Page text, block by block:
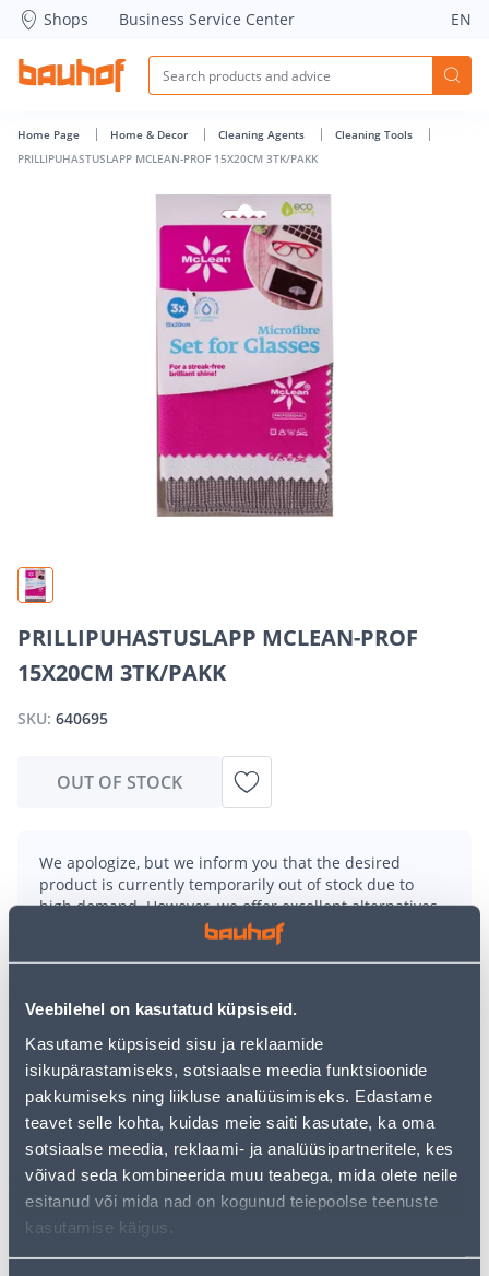
Veebilehel on kasutatud küpsiseid.
Kasutame küpsiseid sisu ja reklaamide
isikupärastamiseks, sotsiaalse meedia funktsioonide
pakkumiseks ning liikluse analüüsimiseks. Edastame
teavet selle kohta, kuidas meie saiti kasutate, ka oma
sotsiaalse meedia, reklaami- ja analüüsipartneritele, kes
võivad seda kombineerida muu teabega, mida olete neile
esitanud või mida nad on kogunud teiepoolse teenuste
kasutamise käigus.
PRILLIPUHASTUSLAPP MCLEAN-PROF 15X20CM 3TK/PAKK
Shops Business Service Center EN
Home Page Home & Decor Cleaning Agents
Cleaning Tools
PRILLIPUHASTUSLAPP MCLEAN-PROF 15X20CM 3TK/PAKK
PRILLIPUHASTUSLAPP MCLEAN-PROF
15X20CM 3TK/PAKK
SKU: 640695
OUT OF STOCK
We apologize, but we inform you that the desired
product is currently temporarily out of stock due to
high demand. However, we offer excellent alternatives
product category, which can bring you
homepageor use our powerful search function to
discover even more great options. Happy shopping!
• Mikrokiudlapid prillide, peeglite, ekraanide ja
erinevate klaaspindade puhastamiseks ja hoolduseks
• Komplekti kuuluvad kolm erinevat värvi
mikrokiudlappi, mis sobivad plekkide ja mustuse
eemaldamiseks ning poleerimiseks
• Masinpestavad 90° kraadi juures 500 korda
• 14-päevane tagastusõigus.